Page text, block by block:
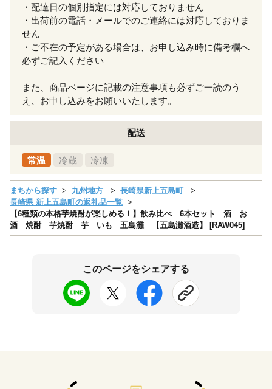
・配達日の個別指定には対応しておりません
・出荷前の電話・メールでのご連絡には対応しておりま
せん
・ご不在の予定がある場合は、お申し込み時に備考欄へ
必ずご記入ください
また、商品ページに記載の注意事項も必ずご一読のう
え、お申し込みをお願いいたします。
配送
常温 冷蔵 冷凍
まちから探す 九州地方
長崎県新上五島町
長崎県 新上五島町の返礼品一覧
【6種類の本格芋焼酎が楽しめる！】飲み比べ 6本セット 酒 お
酒 焼酎 芋焼酎 芋 いも 五島灘 【五島灘酒造】 [RAW045]
このページをシェアする